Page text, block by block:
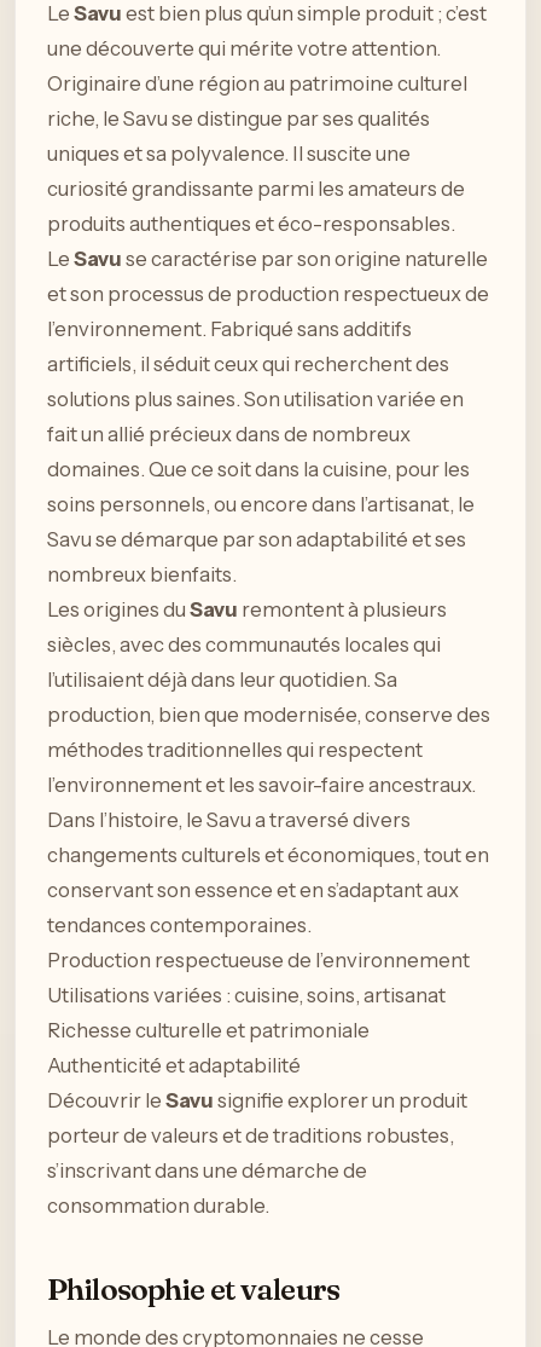
Le Savu est bien plus qu’un simple produit ; c’est
une découverte qui mérite votre attention.
Originaire d’une région au patrimoine culturel
riche, le Savu se distingue par ses qualités
uniques et sa polyvalence. Il suscite une
curiosité grandissante parmi les amateurs de
produits authentiques et éco-responsables.
Le Savu se caractérise par son origine naturelle
et son processus de production respectueux de
l’environnement. Fabriqué sans additifs
artificiels, il séduit ceux qui recherchent des
solutions plus saines. Son utilisation variée en
fait un allié précieux dans de nombreux
domaines. Que ce soit dans la cuisine, pour les
soins personnels, ou encore dans l’artisanat, le
Savu se démarque par son adaptabilité et ses
nombreux bienfaits.
Les origines du Savu remontent à plusieurs
siècles, avec des communautés locales qui
l’utilisaient déjà dans leur quotidien. Sa
production, bien que modernisée, conserve des
méthodes traditionnelles qui respectent
l’environnement et les savoir-faire ancestraux.
Dans l’histoire, le Savu a traversé divers
changements culturels et économiques, tout en
conservant son essence et en s’adaptant aux
tendances contemporaines.
Production respectueuse de l’environnement
Utilisations variées : cuisine, soins, artisanat
Richesse culturelle et patrimoniale
Authenticité et adaptabilité
Découvrir le Savu signifie explorer un produit
porteur de valeurs et de traditions robustes,
s’inscrivant dans une démarche de
consommation durable.
Philosophie et valeurs
Le monde des cryptomonnaies ne cesse